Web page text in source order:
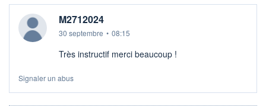
M2712024
30 septembre • 08:15
Très instructif merci beaucoup !
Signaler un abus